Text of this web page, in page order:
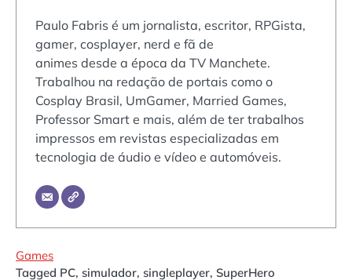
Paulo Fabris é um jornalista, escritor, RPGista,
gamer, cosplayer, nerd e fã de
animes desde a época da TV Manchete.
Trabalhou na redação de portais como o
Cosplay Brasil, UmGamer, Married Games,
Professor Smart e mais, além de ter trabalhos
impressos em revistas especializadas em
tecnologia de áudio e vídeo e automóveis.
Games
Tagged PC, simulador, singleplayer, SuperHero